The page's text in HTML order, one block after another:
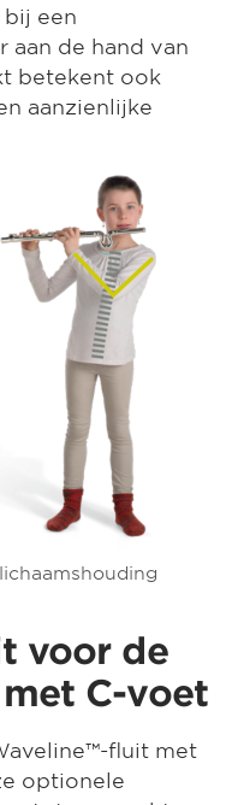
een
aan de hand van
betekent ook
aanzienlijke
voor de
C-voet
fluit met
optionele